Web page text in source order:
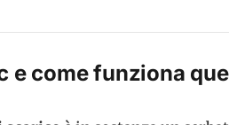
e come funziona